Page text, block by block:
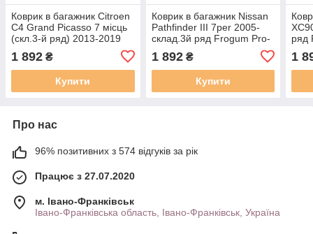
Коврик в багажник Citroen
C4 Grand Picasso 7 місць
(скл.3-й ряд) 2013-2019
TM549895
1 892 ₴
Купити
Коврик в багажник Nissan
Pathfinder III 7per 2005-
склад.3й ряд Frogum Pro-
1 892₴
Купити
ряд
1
Про нас
96% позитивних з 574 відгуків за рік
Працює з 27.07.2020
м. Івано-Франківськ
Івано-Франківська область, Івано-Франківськ, Україна